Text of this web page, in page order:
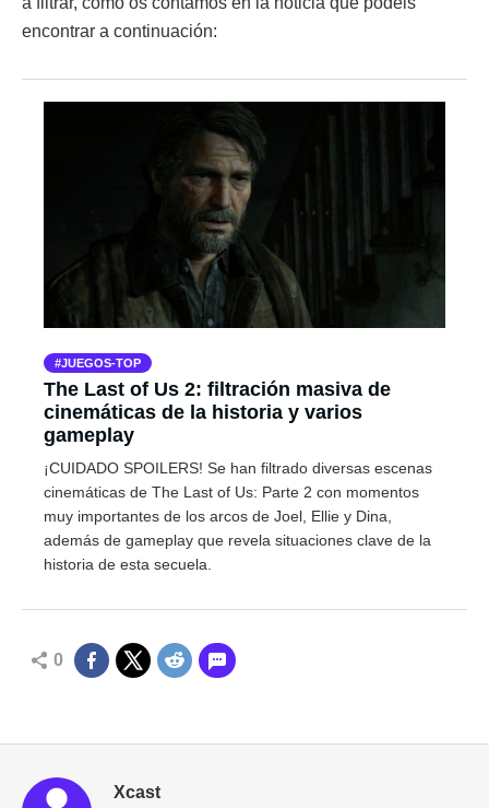
encontrar a continuación:
JUEGOS-TOP
The Last of Us 2: filtración masiva de
cinemáticas de la historia y varios
gameplay
¡CUIDADO SPOILERS! Se han filtrado diversas escenas
cinemáticas de The Last of Us: Parte 2 con momentos
muy importantes de los arcos de Joel, Ellie y Dina,
además de gameplay que revela situaciones clave de la
historia de esta secuela.
0
Xcast